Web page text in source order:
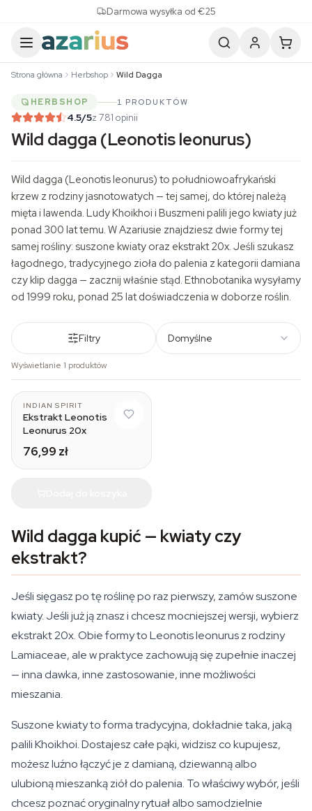
Darmowa wysyłka od €25
Strona główna Herbshop Wild Dagga
HERBSHOP 1 PRODUKTÓW
4.5/5z 781 opinii
Wild dagga (Leonotis leonurus)
Wild dagga (Leonotis leonurus) to południowoafrykański
krzew z rodziny jasnotowatych — tej samej, do której należą
mięta i lawenda. Ludy Khoikhoi i Buszmeni palili jego kwiaty już
ponad 300 lat temu. W Azariusie znajdziesz dwie formy tej
samej rośliny: suszone kwiaty oraz ekstrakt 20x. Jeśli szukasz
łagodnego, tradycyjnego zioła do palenia z kategorii damiana
czyklip dagga — zacznij właśnie stąd. Ethnobotanika wysyłamy
od 1999 roku, ponad 25 lat doświadczenia w doborze roślin.
Filtry Domyślne
Wyświetlanie 1 produktów
INDIAN SPIRIT
Ekstrakt Leonotis
Leonurus 20x
76,99 zł
Wild dagga kupić — kwiaty czy
ekstrakt?
Jeśli sięgasz po tę roślinę po raz pierwszy, zamów suszone
kwiaty. Jeśli już ją znasz i chcesz mocniejszej wersji, wybierz
ekstrakt 20x. Obie formy to Leonotis leonurus z rodziny
Lamiaceae, ale w praktyce zachowują się zupełnie inaczej
— inna dawka, inne zastosowanie, inne możliwości
mieszania.
Suszone kwiaty to forma tradycyjna, dokładnie taka, jaką
palili Khoikhoi. Dostajesz całe pąki, widzisz co kupujesz,
możesz luźno łączyć je z damianą, dziewanną albo
ulubioną mieszanką ziół do palenia. To właściwy wybór, jeśli
chcesz poznać oryginalny rytuał albo samodzielnie